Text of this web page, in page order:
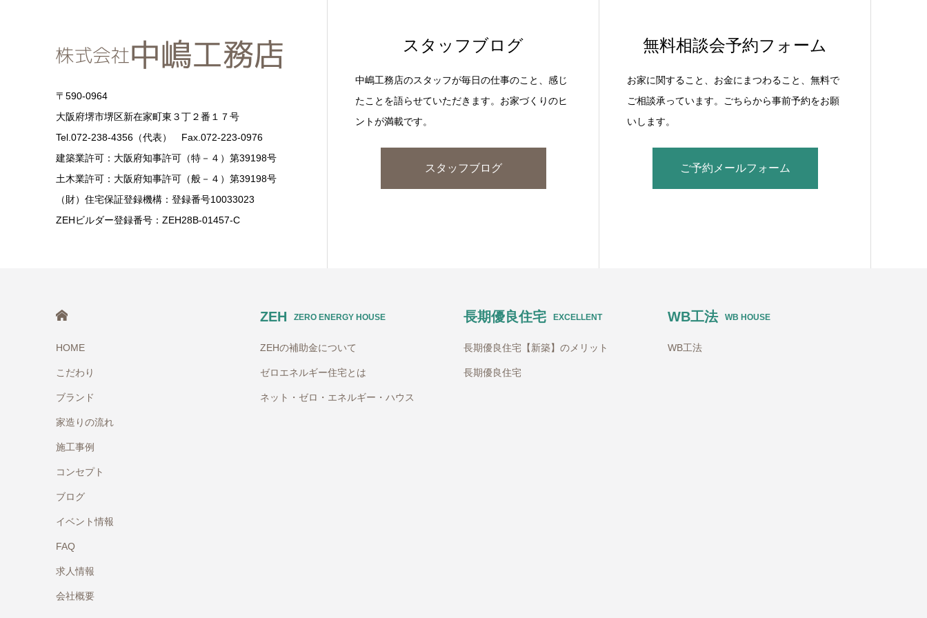
〒590-0964
大阪府堺市堺区新在家町東３丁２番１７号
Tel.072-238-4356（代表） Fax.072-223-0976
建築業許可：大阪府知事許可（特－４）第39198号
土木業許可：大阪府知事許可（般－４）第39198号
（財）住宅保証登録機構：登録番号10033023
ZEHビルダー登録番号：ZEH28B-01457-C
スタッフブログ
中嶋工務店のスタッフが毎日の仕事のこと、感じ
たことを語らせていただきます。お家づくりのヒ
ントが満載です。
スタッフブログ
無料相談会予約フォーム
お家に関すること、お金にまつわること、無料で
ご相談承っています。ごちらから事前予約をお願
いします。
ご予約メールフォーム
HOME
こだわり
ブランド
家造りの流れ
施工事例
コンセプト
ブログ
イベント情報
FAQ
求人情報
会社概要
ZEH ZERO ENERGY HOUSE
ZEHの補助金について
ゼロエネルギー住宅とは
ネット・ゼロ・エネルギー・ハウス
長期優良住宅 EXCELLENT
長期優良住宅【新築】のメリット
長期優良住宅
WB工法 WB HOUSE
WB工法